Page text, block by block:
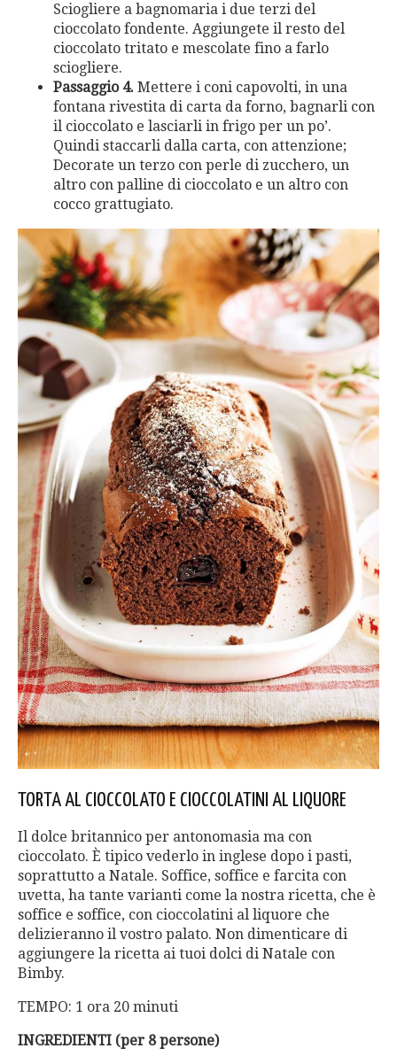
Sciogliere a bagnomaria i due terzi del
cioccolato fondente. Aggiungete il resto del
cioccolato tritato e mescolate fino a farlo
sciogliere.
Passaggio 4. Mettere i coni capovolti, in una
fontana rivestita di carta da forno, bagnarli con
il cioccolato e lasciarli in frigo per un po’.
Quindi staccarli dalla carta, con attenzione;
Decorate un terzo con perle di zucchero, un
altro con palline di cioccolato e un altro con
cocco grattugiato.
TORTA AL CIOCCOLATO E CIOCCOLATINI AL LIQUORE
Il dolce britannico per antonomasia ma con
cioccolato. È tipico vederlo in inglese dopo i pasti,
soprattutto a Natale. Soffice, soffice e farcita con
uvetta, ha tante varianti come la nostra ricetta, che è
soffice e soffice, con cioccolatini al liquore che
delizieranno il vostro palato. Non dimenticare di
aggiungere la ricetta ai tuoi dolci di Natale con
Bimby.
TEMPO: 1 ora 20 minuti
INGREDIENTI (per 8 persone)